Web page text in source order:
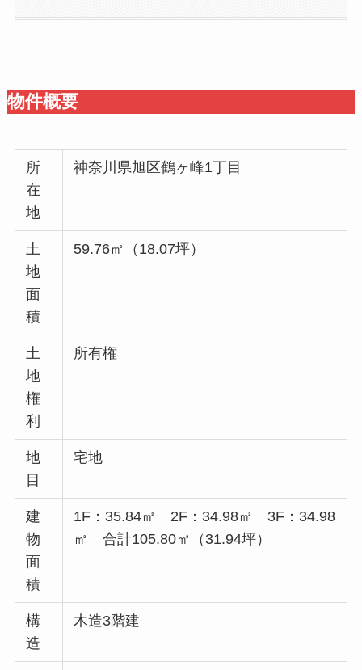
物件概要
所
在
地
神奈川県旭区鶴ヶ峰1丁目
土
地
面
積
59.76㎡（18.07坪）
土
地
権
利
所有権
地
目
宅地
建
物
面
積
1F：35.84㎡ 2F：34.98㎡ 3F：34.98
㎡ 合計105.80㎡（31.94坪）
構
造
木造3階建